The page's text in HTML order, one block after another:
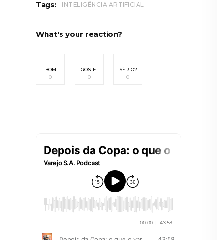
Tags: INTELIGÊNCIA ARTIFICIAL
What's your reaction?
BOM
0
GOSTEI
0
SÉRIO?
0